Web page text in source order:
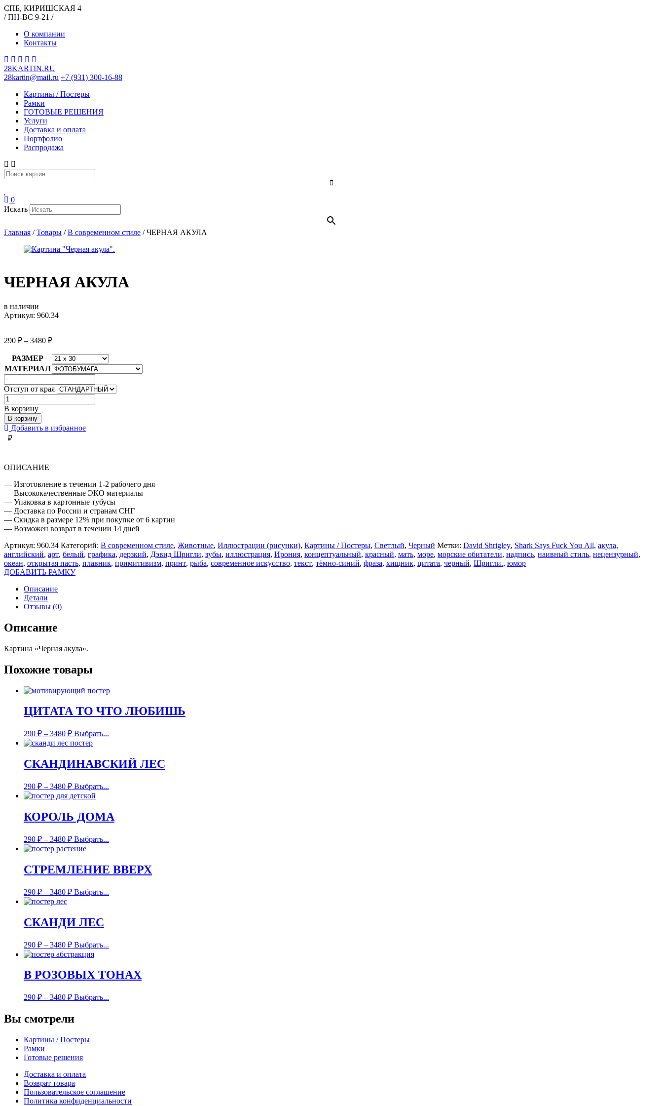
СПБ, КИРИШСКАЯ 4
/ ПН-ВС 9-21 /
О компании
Контакты
28KARTIN.RU
28kartin@mail.ru +7 (931) 300-16-88
Картины / Постеры
Рамки
ГОТОВЫЕ РЕШЕНИЯ
Услуги
Доставка и оплата
Портфолио
Распродажа
0
Искать
Главная /Товары /В современном стиле /ЧЕРНАЯ АКУЛА
ЧЕРНАЯ АКУЛА
в наличии
Артикул: 960.34
290 ₽ – 3480 ₽
РАЗМЕР
МАТЕРИАЛ
Отступ от края
Количество
товара
ЧЕРНАЯ
АКУЛА
В корзину
В корзину
Добавить в избранное
₽
ОПИСАНИЕ
— Изготовление в течении 1-2 рабочего дня
— Высококачественные ЭКО материалы
— Упаковка в картонные тубусы
— Доставка по России и странам СНГ
— Скидка в размере 12% при покупке от 6 картин
— Возможен возврат в течении 14 дней
Артикул: 960.34 Категорий: В современном стиле, Животные, Иллюстрации (рисунки), Картины / Постеры, Светлый, Черный Метки: David Shrigley, Shark Says Fuck You All, акула,
английский, арт, белый, графика, дерзкий, Дэвид Шригли, зубы, иллюстрация, Ирония, концептуальный, красный, мать, море, морские обитатели, надпись, наивный стиль, нецензурный,
океан, открытая пасть, плавник, примитивизм, принт, рыба, современное искусство, текст, тёмно-синий, фраза, хищник, цитата, черный, Шригли., юмор
ДОБАВИТЬ РАМКУ
Описание
Детали
Отзывы (0)
Описание
Картина «Черная акула».
Похожие товары
ЦИТАТА ТО ЧТО ЛЮБИШЬ
290 ₽ – 3480 ₽ Выбрать...
СКАНДИНАВСКИЙ ЛЕС
290 ₽ – 3480 ₽ Выбрать...
КОРОЛЬ ДОМА
290 ₽ – 3480 ₽ Выбрать...
СТРЕМЛЕНИЕ ВВЕРХ
290 ₽ – 3480 ₽ Выбрать...
СКАНДИ ЛЕС
290 ₽ – 3480 ₽ Выбрать...
В РОЗОВЫХ ТОНАХ
290 ₽ – 3480 ₽ Выбрать...
Вы смотрели
Картины / Постеры
Рамки
Готовые решения
Доставка и оплата
Возврат товара
Пользовательское соглашение
Политика конфиденциальности